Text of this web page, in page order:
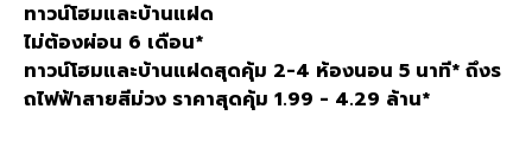
ทาวน์โฮมและบ้านแฝด
ไม่ต้องผ่อน 6 เดือน*
ทาวน์โฮมและบ้านแฝดสุดคุ้ม 2-4 ห้องนอน 5 นาที* ถึงร
ถไฟฟ้าสายสีม่วง ราคาสุดคุ้ม 1.99 - 4.29 ล้าน*